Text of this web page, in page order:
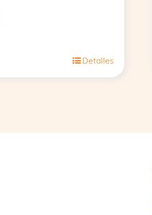
Detalles